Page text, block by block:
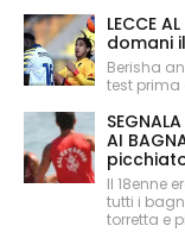
LECCE
domani
Berisha
test
AI
Il 18enne
tutti i
torretta e